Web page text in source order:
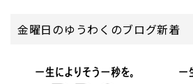
金曜日のゆうわくのブログ新着